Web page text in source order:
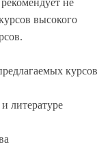
не
высокого
курсов
литературе